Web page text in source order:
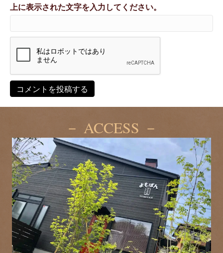
上に表示された文字を入力してください。
－ ACCESS －